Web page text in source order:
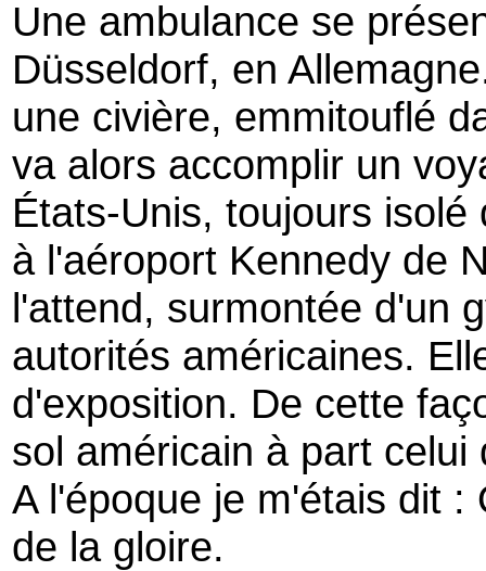
Une ambulance se
Düsseldorf, en
une civière, emmitouflé
va alors accomplir un
États-Unis, toujours
à l'aéroport Kennedy de
l'attend, surmontée d'un
autorités américaines.
d'exposition. De cette
sol américain à part celui
A l'époque je m'étais dit
de la gloire.